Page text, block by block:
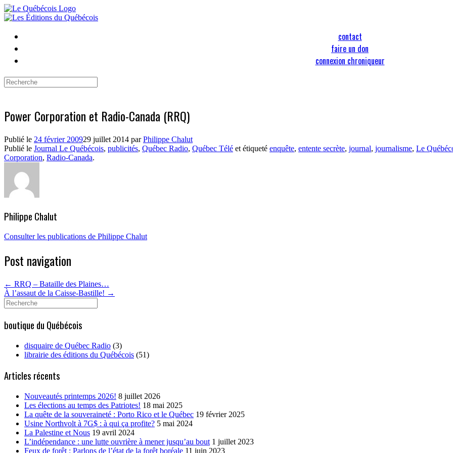
Skip
to
contact
faire un don
connexion chroniqueur
Search
Power Corporation et Radio-Canada (RRQ)
Publié le 24 février 200929 juillet 2014 parPhilippe Chalut
Publié le Journal Le Québécois, publicités, Québec Radio, Québec Télé et étiqueté enquête, entente secrète, journal, journalisme, Le
Corporation, Radio-Canada.
Philippe Chalut
Consulter les publications de Philippe Chalut
Post navigation
← RRQ – Bataille des Plaines…
À l’assaut de la Caisse-Bastille! →
Search
for:
boutique du Québécois
disquaire de Québec Radio (3)
librairie des éditions du Québécois (51)
Articles récents
Nouveautés printemps 2026! 8 juillet 2026
Les élections au temps des Patriotes! 18 mai 2025
La quête de la souveraineté : Porto Rico et le Québec 19 février 2025
Usine Northvolt à 7G$ : à qui ça profite? 5 mai 2024
La Palestine et Nous 19 avril 2024
L’indépendance : une lutte ouvrière à mener jusqu’au bout 1 juillet 2023
Feux de forêt : Parlons de l’état de la forêt boréale 11 juin 2023